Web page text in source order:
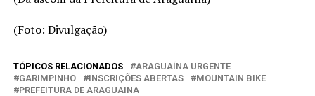
(Foto: Divulgação)
TÓPICOS RELACIONADOS
ARAGUAÍNA URGENTE
GARIMPINHO
INSCRIÇÕES ABERTAS
MOUNTAIN BIKE
PREFEITURA DE ARAGUAINA